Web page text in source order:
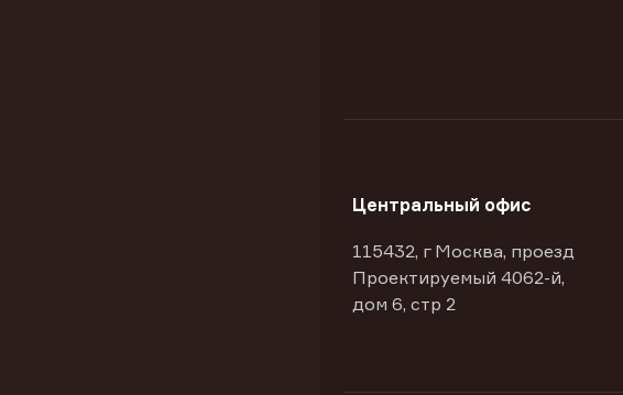
Центральный офис
115432, г Москва, проезд
Проектируемый 4062-й,
дом 6, стр 2